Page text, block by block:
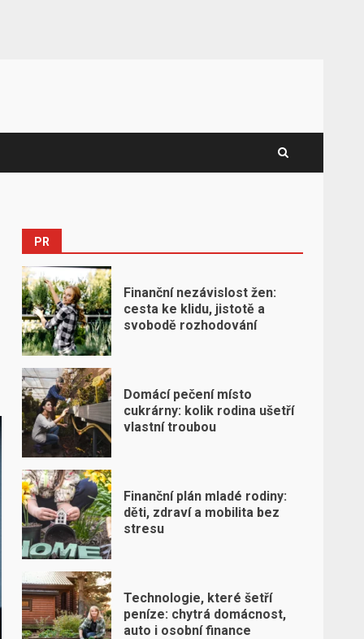
PR
Finanční nezávislost žen:
cesta ke klidu, jistotě a
svobodě rozhodování
Domácí pečení místo
cukrárny: kolik rodina ušetří
vlastní troubou
Finanční plán mladé rodiny:
děti, zdraví a mobilita bez
stresu
Technologie, které šetří
peníze: chytrá domácnost,
auto i osobní finance